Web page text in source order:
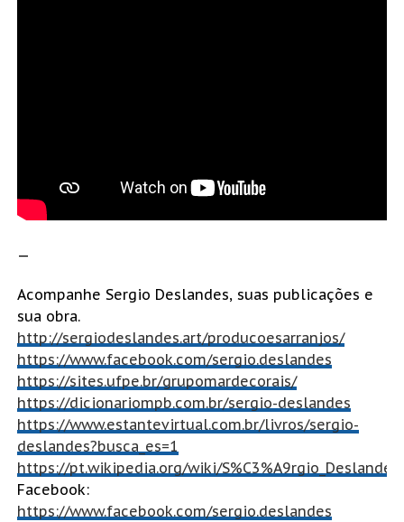
—
Acompanhe Sergio Deslandes, suas publicações e
sua obra.
http://sergiodeslandes.art/producoesarranjos/
https://www.facebook.com/sergio.deslandes
https://sites.ufpe.br/grupomardecorais/
https://dicionariompb.com.br/sergio-deslandes
https://www.estantevirtual.com.br/livros/sergio-
deslandes?busca_es=1
https://pt.wikipedia.org/wiki/S%C3%A9rgio_Deslandes
Facebook:
https://www.facebook.com/sergio.deslandes